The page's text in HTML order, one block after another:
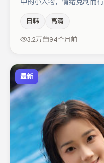
中的小人物，情绪克制而
括张颂文、雷佳音、亚当·
适合喜欢抠台词与伏笔的
日韩 高清
3.2万 94个月前
最新